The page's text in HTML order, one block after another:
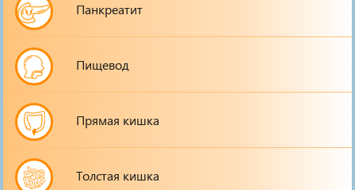
Панкреатит
Пищевод
Прямая кишка
Толстая кишка